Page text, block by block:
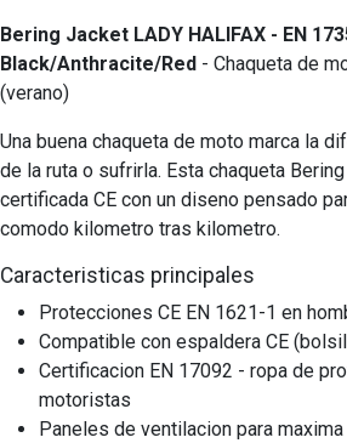
Bering Jacket LADY HALIFAX - EN
Black/Anthracite/Red - Chaqueta de
(verano)
Una buena chaqueta de moto marca la
de la ruta o sufrirla. Esta chaqueta
certificada CE con un diseno pensado
comodo kilometro tras kilometro.
Caracteristicas principales
Protecciones CE EN 1621-1 en
Compatible con espaldera CE
Certificacion EN 17092 - ropa de
motoristas
Paneles de ventilacion para